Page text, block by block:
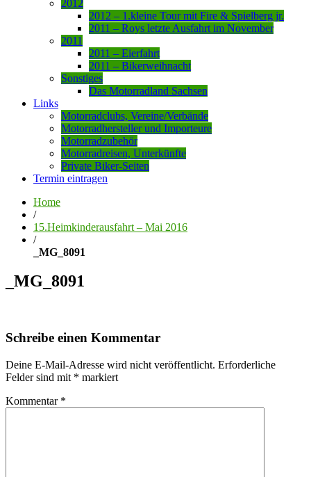
2012
2012 – 1.kleine Tour mit Fire & Spielberg jr.
2011 – Roys letzte Ausfahrt im November
2011
2011 – Eierfahrt
2011 – Bikerweihnacht
Sonstiges
Das Motorradland Sachsen
Links
Motorradclubs, Vereine/Verbände
Motorradhersteller und Importeure
Motorradzubehör
Motorradreisen, Unterkünfte
Private Biker-Seiten
Termin eintragen
Home
/
15.Heimkinderausfahrt – Mai 2016
/
_MG_8091
_MG_8091
Schreibe einen Kommentar
Deine E-Mail-Adresse wird nicht veröffentlicht. Erforderliche
Felder sind mit * markiert
Kommentar *